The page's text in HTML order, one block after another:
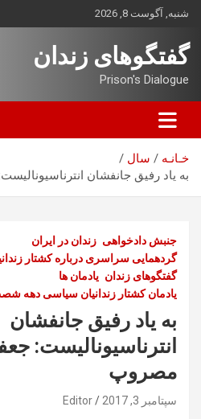
بروید
شنبه, آگوست 8, 2026
گفتگوهای زندان
Prison's Dialogue
خـانـه
سال
به ياد رفيق جانفشان
جنبش دادخواهی زندان در ایران
گردهمایی سراسری درباره کشتار
گفتگوهای زندان یادمان ها
یادمان کشتار زندانیان سیاسی دهه
به ياد رفيق جانفشان
انترناسیونالیست:
مصروپ
سپتامبر 3, 2017 Editor